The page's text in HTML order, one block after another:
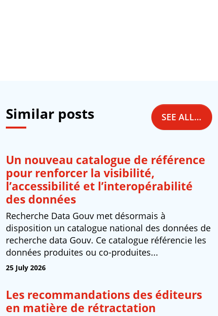
Similar posts SEE ALL NEWS
Un nouveau catalogue de référence
pour renforcer la visibilité,
l’accessibilité et l’interopérabilité
des données
Recherche Data Gouv met désormais à
disposition un catalogue national des données de
recherche data Gouv. Ce catalogue référencie les
données produites ou co-produites...
25 July 2026
Les recommandations des éditeurs
en matière de rétractation